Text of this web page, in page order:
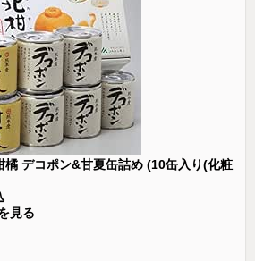
デコポン&甘夏缶詰め (10缶入り(化粧
見る